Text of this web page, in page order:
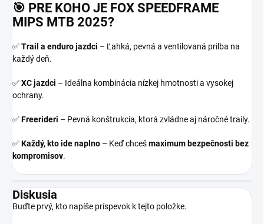
🎯 PRE KOHO JE FOX SPEEDFRAME
MIPS MTB 2025?
✅Trail a enduro jazdci – Ľahká, pevná a ventilovaná prilba na
každý deň.
✅XC jazdci – Ideálna kombinácia nízkej hmotnosti a vysokej
ochrany.
✅Freerideri – Pevná konštrukcia, ktorá zvládne aj náročné traily.
✅Každý, kto ide naplno – Keď chcešmaximum bezpečnosti bez
kompromisov.
Diskusia
Buďte prvý, kto napíše príspevok k tejto položke.